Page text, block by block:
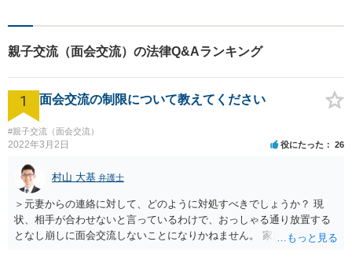
親子交流（面会交流）の法律Q&Aランキング
1 面会交流の制限について教えてください
#親子交流（面会交流）
2022年3月2日 役にたった 26
村山 大基 弁護士
＞元妻からの連絡に対して、どのように対処すべきでしょうか？ 現
状、相手が合わせないと言っているわけで、おっしゃる通り放置する
となし崩しに面会交流しないことになりかねません。 家庭裁判所か